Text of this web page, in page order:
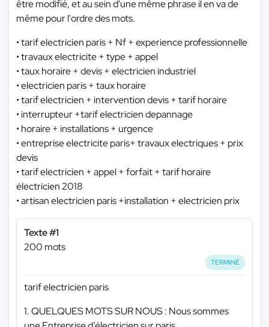
être modifié, et au sein d'une même phrase il en va de
même pour l'ordre des mots.
• tarif electricien paris + Nf + experience professionnelle
• travaux electricite + type + appel
• taux horaire + devis + electricien industriel
• electricien paris + taux horaire
• tarif electricien + intervention devis + tarif horaire
• interrupteur +tarif electricien depannage
• horaire + installations + urgence
• entreprise electricite paris+ travaux electriques + prix
devis
• tarif electricien + appel + forfait + tarif horaire
électricien 2018
• artisan electricien paris +installation + electricien prix
Texte #1
200 mots
TERMINÉ
tarif electricien paris
1. QUELQUES MOTS SUR NOUS : Nous sommes